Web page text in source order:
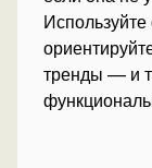
тренды — и